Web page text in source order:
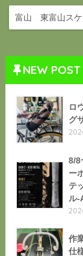
富山 東富山スケ
NEW POST
ロ
グ
8/
ー
テ
ル-
作
仕